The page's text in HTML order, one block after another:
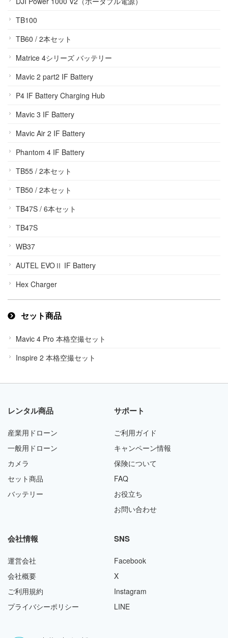
TB100
TB60 / 2本セット
Matrice 4シリーズ バッテリー
Mavic 2 part2 IF Battery
P4 IF Battery Charging Hub
Mavic 3 IF Battery
Mavic Air 2 IF Battery
Phantom 4 IF Battery
TB55 / 2本セット
TB50 / 2本セット
TB47S / 6本セット
TB47S
WB37
AUTEL EVOⅡ IF Battery
Hex Charger
セット商品
Mavic 4 Pro 本格空撮セット
Inspire 2 本格空撮セット
レンタル商品
産業用ドローン
一般用ドローン
カメラ
セット商品
バッテリー
サポート
ご利用ガイド
キャンペーン情報
保険について
FAQ
お役立ち
お問い合わせ
会社情報
運営会社
会社概要
ご利用規約
プライバシーポリシー
SNS
Facebook
X
Instagram
LINE